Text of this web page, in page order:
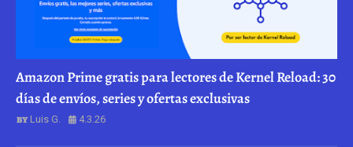
Amazon Prime gratis para lectores de Kernel Reload: 30
días de envíos, series y ofertas exclusivas
Luis G. 4.3.26